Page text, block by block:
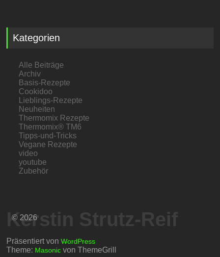
Kategorien
Alle Beiträge
Archiv
Basis-Rezepte
Cookidoo
Lieblings-Rezepte
Neuheiten
Thermomix Rezepte
Thermomix® TM6
Tipps-und-Tricks
Vegane Rezepte
video
youtube
Zubehör
Kerstin Strutz-Reif
© 2026
Präsentiert vonWordPress
Theme: Masonic von ThemeGrill